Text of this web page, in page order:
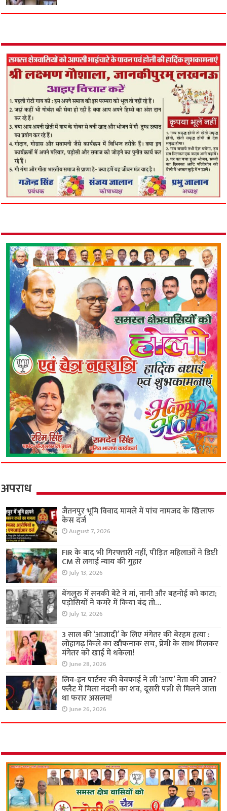
अपराध
जैतनपुर भूमि विवाद मामले में पांच नामजद के खिलाफ
केस दर्ज
August 7, 2026
FIR के बाद भी गिरफ्तारी नहीं, पीड़ित महिलाओं ने डिप्टी
CM से लगाई न्याय की गुहार
July 13, 2026
बेंगलुरु में सनकी बेटे ने मां, नानी और बहनोई को काटा;
पड़ोसियों ने कमरे में किया बंद तो…
July 12, 2026
3 साल की ‘आजादी’ के लिए मंगेतर की बेरहम हत्या :
लोहागढ़ किले का खौफनाक सच, प्रेमी के साथ मिलकर
मंगेतर को खाई में धकेला!
June 28, 2026
लिव-इन पार्टनर की बेवफाई ने ली ‘आप’ नेता की जान?
फ्लैट में मिला नंदनी का शव, दूसरी पत्नी से मिलने जाता
था फरार असलम!
June 26, 2026